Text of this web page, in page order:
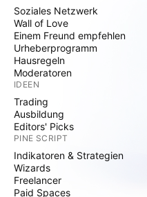
Soziales Netzwerk
Wall of Love
Einem Freund empfehlen
Urheberprogramm
Hausregeln
Moderatoren
IDEEN
Trading
Ausbildung
Editors' Picks
PINE SCRIPT
Indikatoren & Strategien
Wizards
Freelancer
Paid Spaces